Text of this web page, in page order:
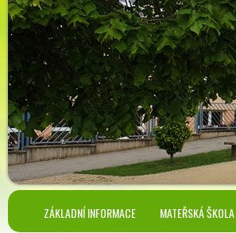
ZÁKLADNÍ INFORMACE MATEŘSKÁ ŠKOLA